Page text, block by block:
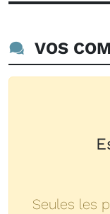
VOS
Seules les